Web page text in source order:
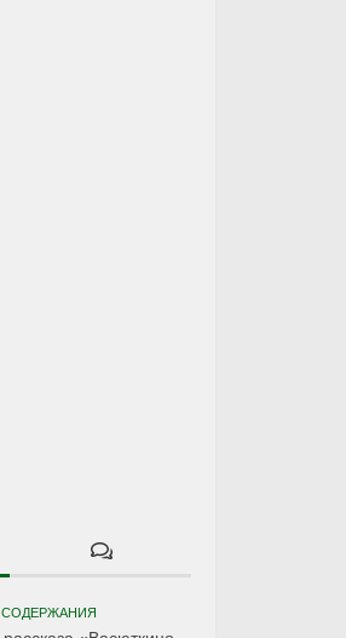
СОДЕРЖАНИЯ